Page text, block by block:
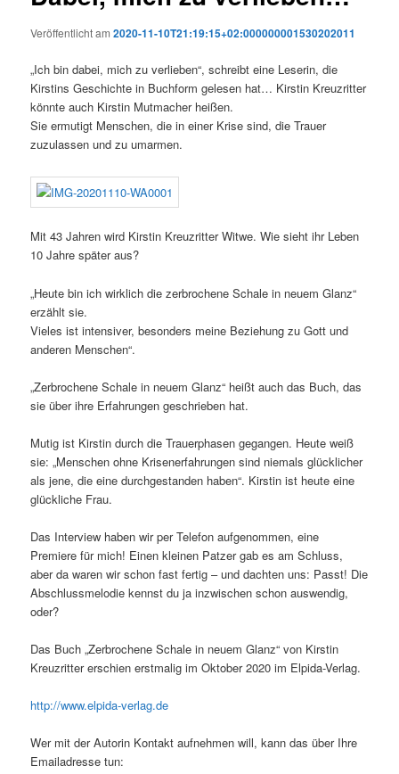
Veröffentlicht am2020-11-10T21:19:15+02:000000001530202011
„Ich bin dabei, mich zu verlieben“, schreibt eine Leserin, die
Kirstins Geschichte in Buchform gelesen hat… Kirstin Kreuzritter
könnte auch Kirstin Mutmacher heißen.
Sie ermutigt Menschen, die in einer Krise sind, die Trauer
zuzulassen und zu umarmen.
Mit 43 Jahren wird Kirstin Kreuzritter Witwe. Wie sieht ihr Leben
10 Jahre später aus?
„Heute bin ich wirklich die zerbrochene Schale in neuem Glanz“
erzählt sie.
Vieles ist intensiver, besonders meine Beziehung zu Gott und
anderen Menschen“.
„Zerbrochene Schale in neuem Glanz“ heißt auch das Buch, das
sie über ihre Erfahrungen geschrieben hat.
Mutig ist Kirstin durch die Trauerphasen gegangen. Heute weiß
sie: „Menschen ohne Krisenerfahrungen sind niemals glücklicher
als jene, die eine durchgestanden haben“. Kirstin ist heute eine
glückliche Frau.
Das Interview haben wir per Telefon aufgenommen, eine
Premiere für mich! Einen kleinen Patzer gab es am Schluss,
aber da waren wir schon fast fertig – und dachten uns: Passt! Die
Abschlussmelodie kennst du ja inzwischen schon auswendig,
oder?
Das Buch „Zerbrochene Schale in neuem Glanz“ von Kirstin
Kreuzritter erschien erstmalig im Oktober 2020 im Elpida-Verlag.
http://www.elpida-verlag.de
Wer mit der Autorin Kontakt aufnehmen will, kann das über Ihre
Emailadresse tun: